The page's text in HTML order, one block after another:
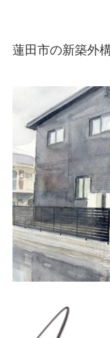
蓮田市の新築外